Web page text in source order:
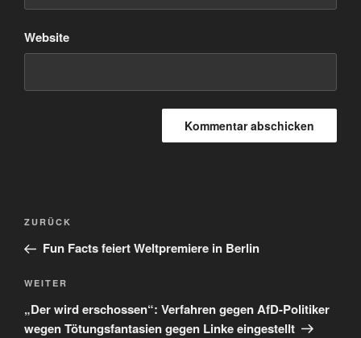
Website
Beitragsnavigation
Vorheriger
Beitrag
ZURÜCK
Fun Facts feiert Weltpremiere in Berlin
Nächster
Beitrag
WEITER
„Der wird erschossen“: Verfahren gegen AfD-Politiker
wegen Tötungsfantasien gegen Linke eingestellt